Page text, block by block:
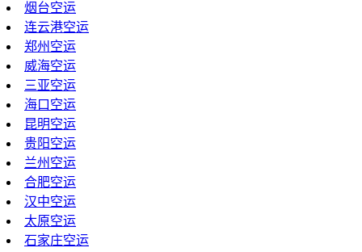
烟台空运
连云港空运
郑州空运
威海空运
三亚空运
海口空运
昆明空运
贵阳空运
兰州空运
合肥空运
汉中空运
太原空运
石家庄空运